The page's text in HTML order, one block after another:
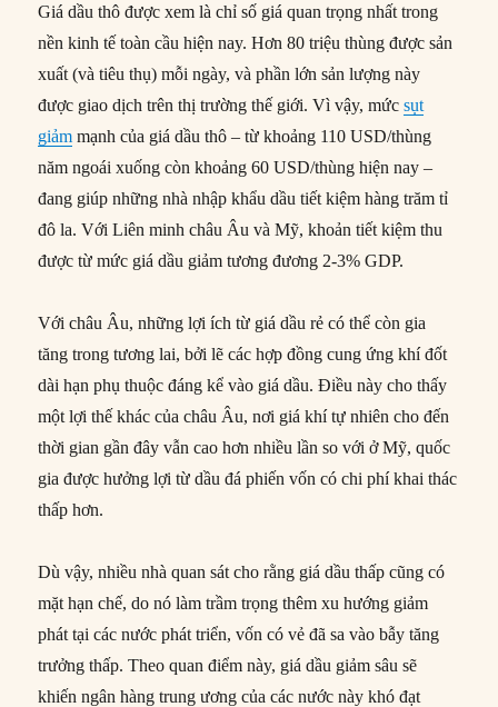
Giá dầu thô được xem là chỉ số giá quan trọng nhất trong
nền kinh tế toàn cầu hiện nay. Hơn 80 triệu thùng được sản
xuất (và tiêu thụ) mỗi ngày, và phần lớn sản lượng này
được giao dịch trên thị trường thế giới. Vì vậy, mứcsụt
giảm mạnh của giá dầu thô – từ khoảng 110 USD/thùng
năm ngoái xuống còn khoảng 60 USD/thùng hiện nay –
đang giúp những nhà nhập khẩu dầu tiết kiệm hàng trăm tỉ
đô la. Với Liên minh châu Âu và Mỹ, khoản tiết kiệm thu
được từ mức giá dầu giảm tương đương 2-3% GDP.
Với châu Âu, những lợi ích từ giá dầu rẻ có thể còn gia
tăng trong tương lai, bởi lẽ các hợp đồng cung ứng khí đốt
dài hạn phụ thuộc đáng kể vào giá dầu. Điều này cho thấy
một lợi thế khác của châu Âu, nơi giá khí tự nhiên cho đến
thời gian gần đây vẫn cao hơn nhiều lần so với ở Mỹ, quốc
gia được hưởng lợi từ dầu đá phiến vốn có chi phí khai thác
thấp hơn.
Dù vậy, nhiều nhà quan sát cho rằng giá dầu thấp cũng có
mặt hạn chế, do nó làm trầm trọng thêm xu hướng giảm
phát tại các nước phát triển, vốn có vẻ đã sa vào bẫy tăng
trưởng thấp. Theo quan điểm này, giá dầu giảm sâu sẽ
khiến ngân hàng trung ương của các nước này khó đạt